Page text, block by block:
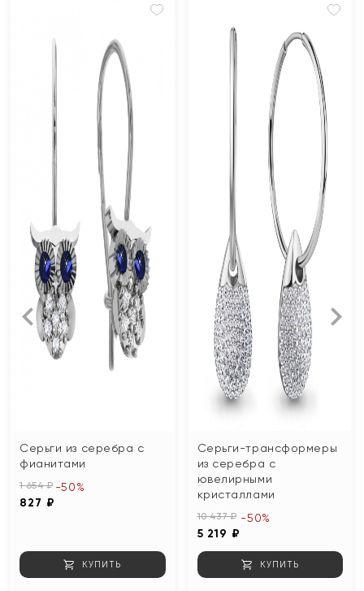
Серьги из серебра с
фианитами
1 654 ₽
827 ₽
-50%
КУПИТЬ
Серьги-трансформеры
из серебра с
ювелирными
кристаллами
10 437 ₽
5 219 ₽
-50%
КУПИТЬ